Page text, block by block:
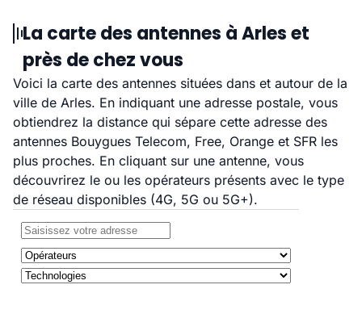
La carte des antennes à Arles et
près de chez vous
Voici la carte des antennes situées dans et autour de la
ville de Arles. En indiquant une adresse postale, vous
obtiendrez la distance qui sépare cette adresse des
antennes Bouygues Telecom, Free, Orange et SFR les
plus proches. En cliquant sur une antenne, vous
découvrirez le ou les opérateurs présents avec le type
de réseau disponibles (4G, 5G ou 5G+).